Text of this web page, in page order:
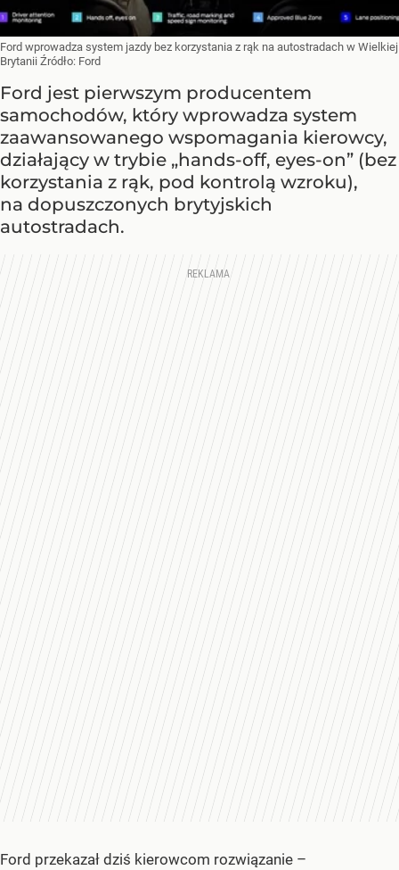
Ford wprowadza system jazdy bez korzystania z rąk na autostradach w Wielkiej
Brytanii Źródło: Ford
Ford jest pierwszym producentem
samochodów, który wprowadza system
zaawansowanego wspomagania kierowcy,
działający w trybie „hands-off, eyes-on” (bez
korzystania z rąk, pod kontrolą wzroku),
na dopuszczonych brytyjskich
autostradach.
Ford przekazał dziś kierowcom rozwiązanie –